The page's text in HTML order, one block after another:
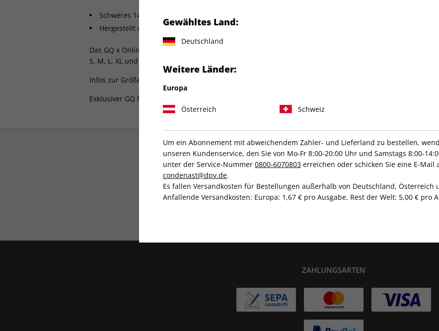
Schweres 14-Unzen-Fleece
Hergestellt und gedruckt in den USA
Das GQ x Online Ceramics 'Imagination' Sweatshirt ist in der Größe
S, M, L, XL und XXL erhältlich.
Infos zur Größe und Passform gibt’s im FAQ.
Exklusiver GQ Merch Artikel aus den U.S.A
IHRE ABO-VORTEILE
ZAHLUNGSARTEN
Gewähltes Land:
Deutschland
Weitere Länder:
Europa
Österreich Schweiz
Um ein Abonnement mit abweichendem Zahler- und Lieferland zu bestellen,
unseren Kundenservice, den Sie von Mo-Fr 8:00-20:00 Uhr und Samstags 8:00-
unter der Service-Nummer 0800-6070803 erreichen oder schicken Sie eine E-Mail
condenast@dpv.de.
Es fallen Versandkosten für Bestellungen außerhalb von Deutschland, Österreich
Anfallende Versandkosten: Europa: 1,67 € pro Ausgabe, Rest der Welt: 5,00 € pro